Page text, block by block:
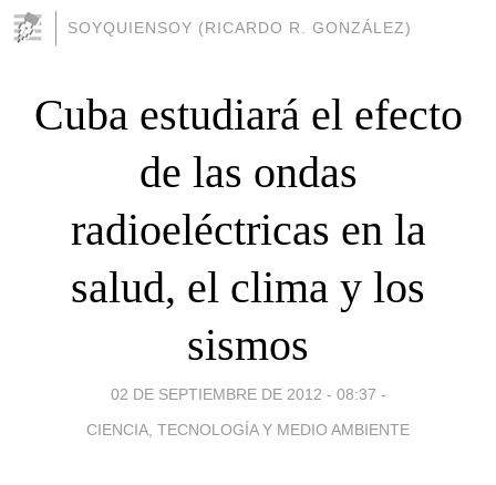
SOYQUIENSOY (RICARDO R. GONZÁLEZ)
Cuba estudiará el efecto
de las ondas
radioeléctricas en la
salud, el clima y los
sismos
02 DE SEPTIEMBRE DE 2012 - 08:37 -
CIENCIA, TECNOLOGÍA Y MEDIO AMBIENTE